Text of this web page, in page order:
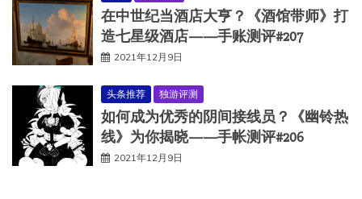
在中世纪当酒店大亨？《酒馆带师》打
造七星级酒店——手账测评#207
2021年12月9日
头条推荐 独游评测
如何成为优秀的阴间接线员？《幽铃热
线》为你揭晓——手帐测评#206
2021年12月9日